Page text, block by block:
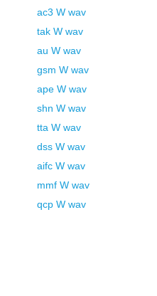
ac3 W wav
tak W wav
au W wav
gsm W wav
ape W wav
shn W wav
tta W wav
dss W wav
aifc W wav
mmf W wav
qcp W wav